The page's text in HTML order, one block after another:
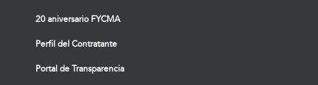
20 aniversario FYCMA
Perfil del Contratante
Portal de Transparencia